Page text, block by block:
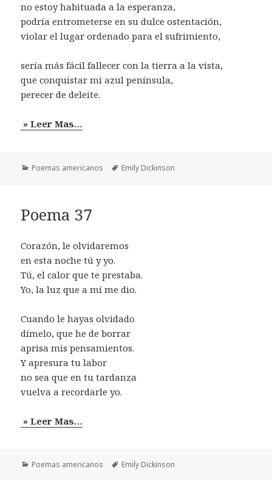
no estoy habituada a la esperanza,
podría entrometerse en su dulce ostentación,
violar el lugar ordenado para el sufrimiento,
sería más fácil fallecer con la tierra a la vista,
que conquistar mi azul península,
perecer de deleite.
» Leer Mas…
Categorías
Poemas americanos Etiquetas
Emily Dickinson
Poema 37
Corazón, le olvidaremos
en esta noche tú y yo.
Tú, el calor que te prestaba.
Yo, la luz que a mí me dio.
Cuando le hayas olvidado
dímelo, que he de borrar
aprisa mis pensamientos.
Y apresura tu labor
no sea que en tu tardanza
vuelva a recordarle yo.
» Leer Mas…
Categorías
Poemas americanos Etiquetas
Emily Dickinson